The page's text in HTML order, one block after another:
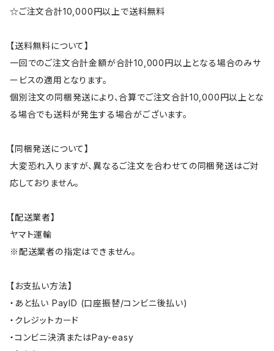
☆ご注文合計10,000円以上で送料無料
【送料無料について】
一回でのご注文合計金額が合計10,000円以上となる場合のみサ
ービスの適用となります。
個別注文の同梱発送により、合算でご注文合計10,000円以上とな
る場合でも送料が発生する場合がございます。
【同梱発送について】
大変恐れ入りますが、異なるご注文を合わせての同梱発送はご対
応しておりません。
【配送業者】
ヤマト運輸
※配送業者の指定はできません。
【お支払い方法】
・あと払い PayID (口座振替/コンビニ後払い)
・クレジットカード
・コンビニ決済またはPay-easy